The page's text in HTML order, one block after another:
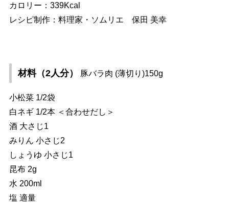
カロリー：339Kcal
レシピ制作：料理家・ソムリエ 保田 美幸
材料（2人分） 豚バラ肉 (薄切り)150g
小松菜 1/2袋
白ネギ 1/2本 ＜合わせだし＞
酒 大さじ1
みりん 小さじ2
しょうゆ 小さじ1
昆布 2g
水 200ml
塩 適量